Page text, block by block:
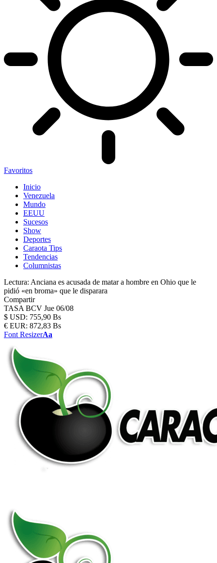
Favoritos
Inicio
Venezuela
Mundo
EEUU
Sucesos
Show
Deportes
Caraota Tips
Tendencias
Columnistas
Lectura: Anciana es acusada de matar a hombre en Ohio que le
pidió «en broma» que le disparara
Compartir
TASA BCV Jue 06/08
$ USD: 755,90 Bs
€ EUR: 872,83 Bs
Font ResizerAa